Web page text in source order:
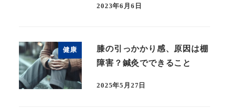
2023年6月6日
健康
膝の引っかかり感、原因は棚
障害？鍼灸でできること
2025年5月27日